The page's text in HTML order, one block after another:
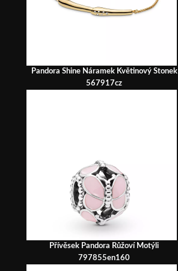
Pandora Shine Náramek Květinový Stonek
567917cz
Přívěsek Pandora Růžoví Motýli
797855en160